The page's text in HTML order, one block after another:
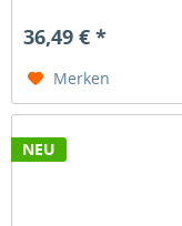
36,49 € *
Merken
NEU